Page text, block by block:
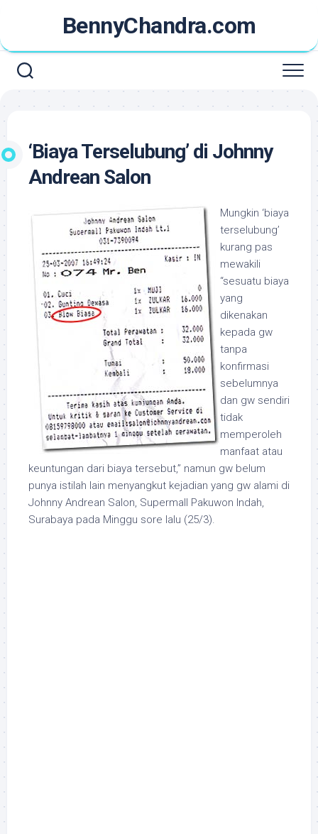
content
BennyChandra.com
‘Biaya Terselubung’ di Johnny
Andrean Salon
Mungkin ‘biaya
terselubung’
kurang pas
mewakili
“sesuatu biaya
yang
dikenakan
kepada gw
tanpa
konfirmasi
sebelumnya
dan gw sendiri
tidak
memperoleh
manfaat atau
keuntungan dari biaya tersebut,” namun gw belum
punya istilah lain menyangkut kejadian yang gw alami di
Johnny Andrean Salon, Supermall Pakuwon Indah,
Surabaya pada Minggu sore lalu (25/3).